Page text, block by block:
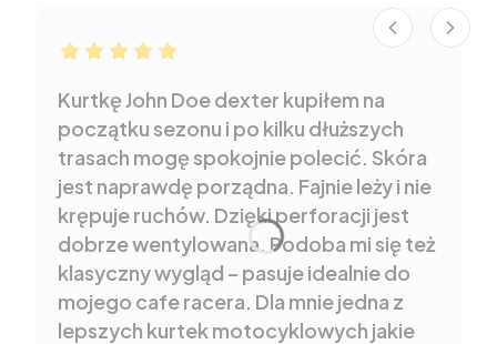
Robert dał ocenę: 5
Kurtkę John Doe dexter kupiłem na
początku sezonu i po kilku dłuższych
trasach mogę spokojnie polecić. Skóra
jest naprawdę porządna. Fajnie leży i nie
krępuje ruchów. Dzięki perforacji jest
dobrze wentylowana. Podoba mi się też
klasyczny wygląd – pasuje idealnie do
mojego cafe racera. Dla mnie jedna z
lepszych kurtek motocyklowych jakie